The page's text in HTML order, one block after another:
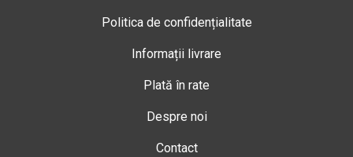
Politica de confidențialitate
Informații livrare
Plată în rate
Despre noi
Contact